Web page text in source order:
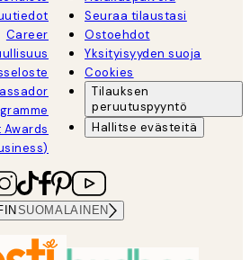
Career
Awards
Seuraa tilaustasi
Ostoehdot
Yksityisyyden suoja
Cookies
Tilauksen
peruutuspyyntö
Hallitse evästeitä
SUOMALAINEN